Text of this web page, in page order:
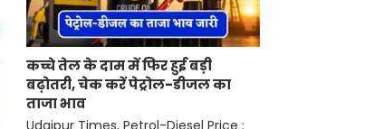
कच्चे तेल के दाम में फिर हुई बड़ी
बढ़ोतरी, चेक करें पेट्रोल-डीजल का
ताजा भाव